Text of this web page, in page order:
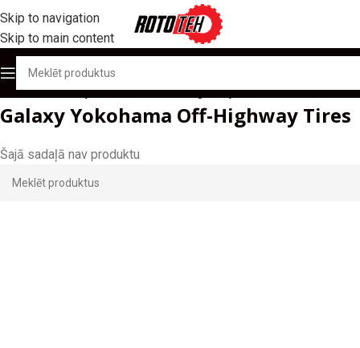
Skip to navigation
Skip to main content
Sākums/Galaxy Yokohama Off-Highway Tires
Galaxy Yokohama Off-Highway Tires
Šajā sadaļā nav produktu